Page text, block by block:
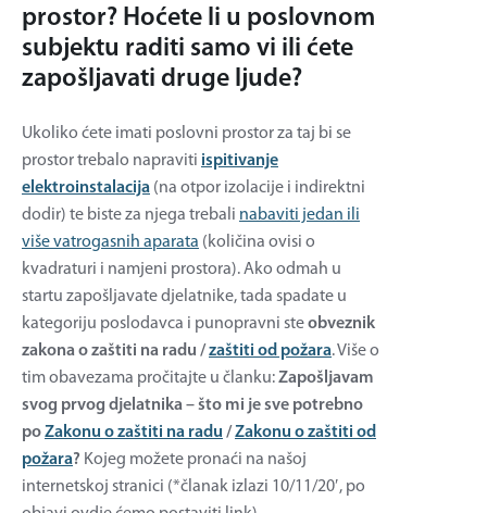
prostor? Hoćete li u poslovnom
subjektu raditi samo vi ili ćete
zapošljavati druge ljude?
Ukoliko ćete imati poslovni prostor za taj bi se
prostor trebalo napraviti ispitivanje
elektroinstalacija (na otpor izolacije i indirektni
dodir) te biste za njega trebali nabaviti jedan ili
više vatrogasnih aparata (količina ovisi o
kvadraturi i namjeni prostora). Ako odmah u
startu zapošljavate djelatnike, tada spadate u
kategoriju poslodavca i punopravni steobveznik
zakona o zaštiti na radu /zaštiti od požara. Više o
tim obavezama pročitajte u članku:Zapošljavam
svog prvog djelatnika – što mi je sve potrebno
poZakonu o zaštiti na radu /Zakonu o zaštiti od
požara? Kojeg možete pronaći na našoj
internetskoj stranici (*članak izlazi 10/11/20′, po